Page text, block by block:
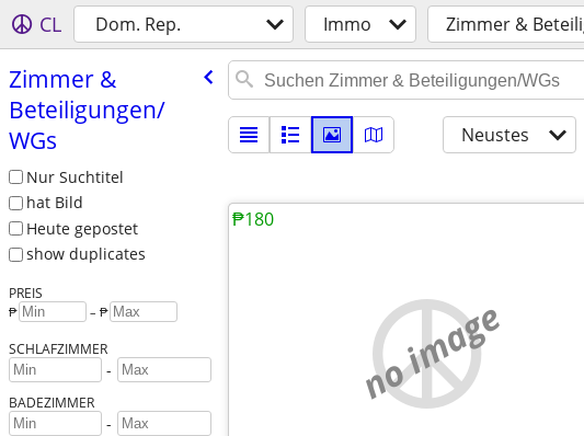
CL Dom. Rep. Immo Zimmer &
Zimmer &
Beteiligungen/​
WGs
Nur Suchtitel
hat Bild
Heute gepostet
show duplicates
PREIS
₱ – ₱
SCHLAFZIMMER
-
BADEZIMMER
-
Neustes
no image
₱180